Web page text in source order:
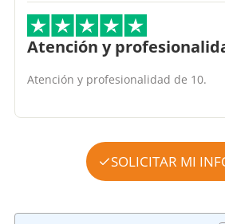
Atención y
Atención y profesionalidad de 10.
SOLICITAR MI